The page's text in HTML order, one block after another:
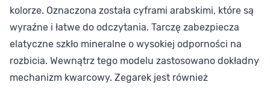
kolorze. Oznaczona została cyframi arabskimi, które są
wyraźne i łatwe do odczytania. Tarczę zabezpiecza
elatyczne szkło mineralne o wysokiej odporności na
rozbicia. Wewnątrz tego modelu zastosowano dokładny
mechanizm kwarcowy. Zegarek jest również